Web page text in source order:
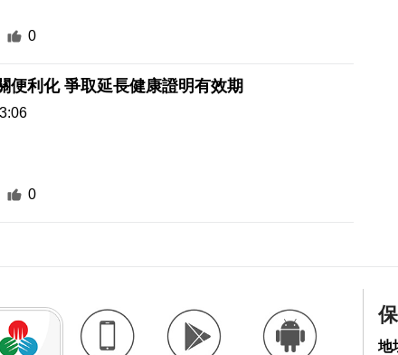
0
寵物橫琴通關便利化 爭取延長健康證明有效期
0
地